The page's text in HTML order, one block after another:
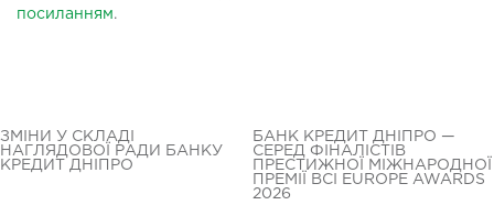
посиланням.
ЗМІНИ У СКЛАДІ
НАГЛЯДОВОЇ РАДИ БАНКУ
КРЕДИТ ДНІПРО
БАНК КРЕДИТ ДНІПРО —
СЕРЕД ФІНАЛІСТІВ
ПРЕСТИЖНОЇ МІЖНАРОДНОЇ
ПРЕМІЇ BCI EUROPE AWARDS
2026